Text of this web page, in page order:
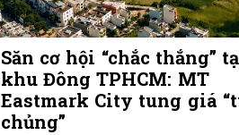
Săn cơ hội “chắc thắng”
khu Đông TPHCM: MT
Eastmark City tung giá
chủng”